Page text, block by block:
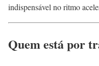
indispensável no ritmo
Quem está por